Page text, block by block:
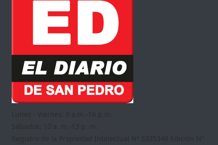
Lunes - Viernes: 9 a.m.-16 p.m.
Sábados: 10 a. m.-13 p. m.
Registro de la Propiedad Intelectual Nº 5335348 Edición Nº